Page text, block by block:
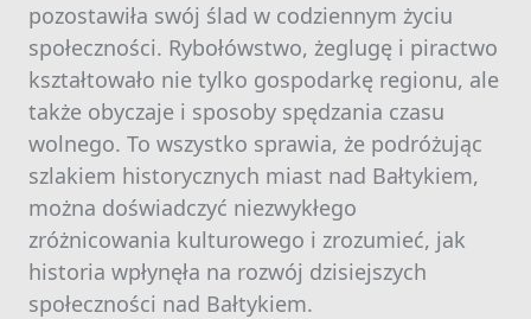
pozostawiła swój ślad w codziennym życiu
społeczności. Rybołówstwo, żeglugę i piractwo
kształtowało nie tylko gospodarkę regionu, ale
także obyczaje i sposoby spędzania czasu
wolnego. To wszystko sprawia, że podróżując
szlakiem historycznych miast nad Bałtykiem,
można doświadczyć niezwykłego
zróżnicowania kulturowego i zrozumieć, jak
historia wpłynęła na rozwój dzisiejszych
społeczności nad Bałtykiem.